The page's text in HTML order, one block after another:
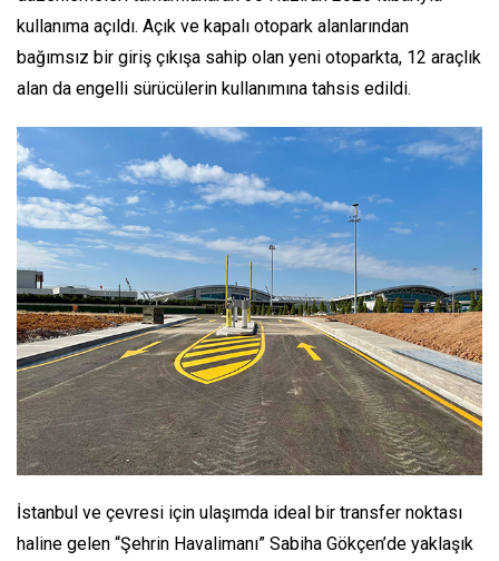
kullanıma açıldı. Açık ve kapalı otopark alanlarından
bağımsız bir giriş çıkışa sahip olan yeni otoparkta, 12 araçlık
alan da engelli sürücülerin kullanımına tahsis edildi.
İstanbul ve çevresi için ulaşımda ideal bir transfer noktası
haline gelen “Şehrin Havalimanı” Sabiha Gökçen’de yaklaşık